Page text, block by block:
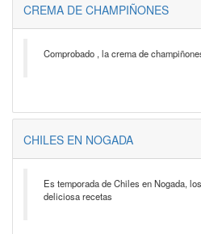
CREMA DE CHAMPIÑONES
Comprobado , la crema de
CHILES EN NOGADA
Es temporada de Chiles en Nogada,
deliciosa recetas